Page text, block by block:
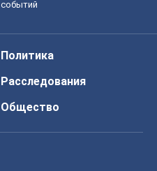
событий
Политика
Расследования
Общество